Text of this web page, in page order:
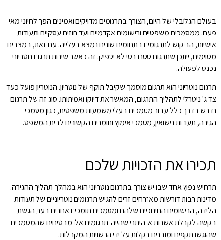
בעולם הגלובלי של היום, הצורך בתרגומים מדויקים ואמינים הפך לחיוני מאי
פעם. ממסמכים משפטיים ורישומים אקדמיים ועד חוזים עסקיים ותעודות
אישיות, הביקוש לתרגומים בתחומים שונים נמצא בעלייה. עם זאת, במצבים
מסוימים, ייתכן שתרגום סטנדרטי לא יספיק. זה כאשר שירות תרגום נוטריוני
נכנס לפעולה.
תרגום נוטריוני הוא תרגום מוסמך שקיבל תוקף של נוטריון. הנוטריון פועל כעד
צד ג' ניטרלי לתהליך התרגום, המאשר את דיוקו ואמיתותו. סוג זה של תרגום
נדרש בדרך כלל עבור מסמכים בעלי משמעות משפטית, כגון מסמכי
הגירה, תעודות נישואין, מסמכי אימוץ וחומרים הקשורים לבית המשפט.
תכירואתהזכויותשלכם
תרחיש נפוץ אחד שבו יש צורך בתרגום נוטריוני הוא במהלך תהליך ההגירה.
מדינות רבות דורשות מאזרחים זרים להגיש תרגומים נוטריוניים של תעודות
הלידה, הרישומים החינוכיים שלהם ומסמכים תומכים אחרים בעת הגשת
בקשה לקבלת אשרות או היתרי שהייה. תרגומים אלו מבטיחים שהמסמכים
שהוגשו תקפים ומובנים בקלות על ידי הרשויות המקבלות.